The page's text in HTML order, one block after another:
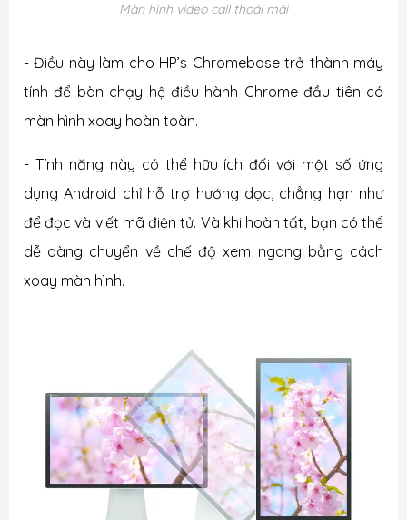
Màn hình video call thoải mái
- Điều này làm cho HP’s Chromebase trở thành máy
tính để bàn chạy hệ điều hành Chrome đầu tiên có
màn hình xoay hoàn toàn.
- Tính năng này có thể hữu ích đối với một số ứng
dụng Android chỉ hỗ trợ hướng dọc, chẳng hạn như
để đọc và viết mã điện tử. Và khi hoàn tất, bạn có thể
dễ dàng chuyển về chế độ xem ngang bằng cách
xoay màn hình.